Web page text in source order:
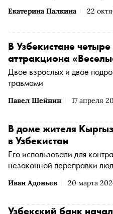
Екатерина Палкина 22
Павел Шейнин 17 апреля
В Узбекистане
аттракциона
Двое взрослых и двое
травмами
Иван Адоньев 20 марта
В доме жителя
в Узбекистан
Его использовали для
незаконной переправки
Узбекский банк